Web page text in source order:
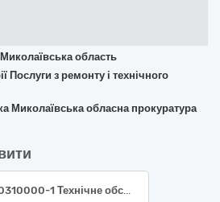
Миколаївська область
Послуги з ремонту і технічного
Миколаївська обласна прокуратура
Код ДК 021:2015 – 50310000-1 Технічне обслуговування і ремонт офісної техніки (Послуги з відновлення та заправки картриджів)